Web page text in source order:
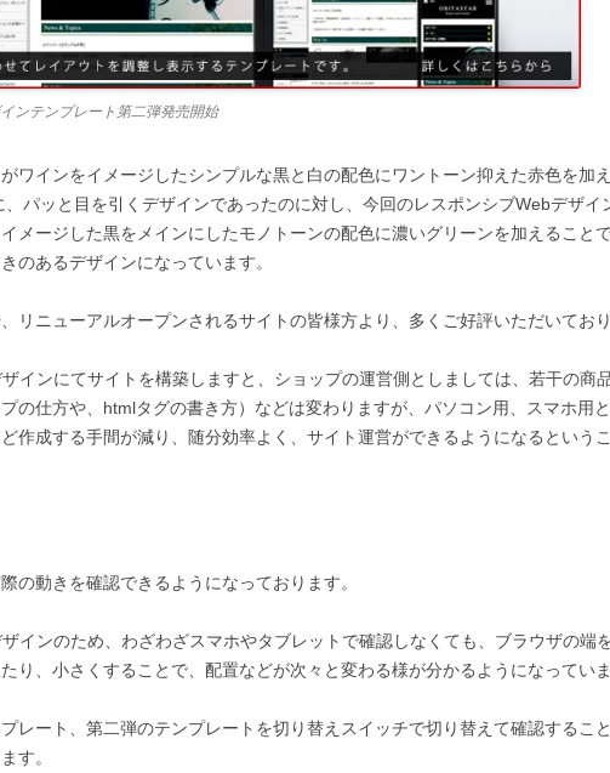
ンテンプレート第二弾発売開始
ワインをイメージしたシンプルな黒と白の配色にワントーン抑えた赤色を加
、パッと目を引くデザインであったのに対し、今回のレスポンシブWebデザイ
メージした黒をメインにしたモノトーンの配色に濃いグリーンを加えること
のあるデザインになっています。
リニューアルオープンされるサイトの皆様方より、多くご好評いただいており
インにてサイトを構築しますと、ショップの運営側としましては、若干の商
の仕方や、htmlタグの書き方）などは変わりますが、パソコン用、スマホ用
作成する手間が減り、随分効率よく、サイト運営ができるようになるという
の動きを確認できるようになっております。
インのため、わざわざスマホやタブレットで確認しなくても、ブラウザの端
り、小さくすることで、配置などが次々と変わる様が分かるようになっていま
レート、第二弾のテンプレートを切り替えスイッチで切り替えて確認するこ
す。